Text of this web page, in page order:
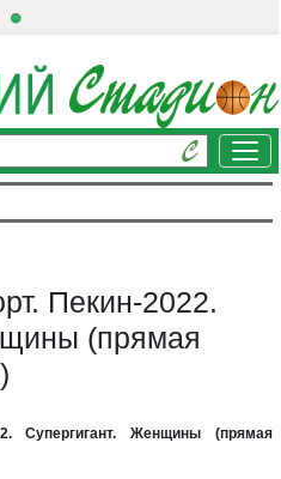
Пекин-2022.
(прямая
Супергигант. Женщины (прямая